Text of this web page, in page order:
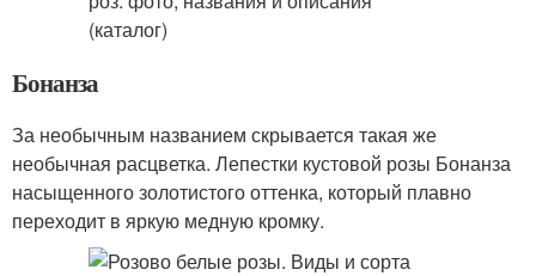
Бонанза
За необычным названием скрывается такая же
необычная расцветка. Лепестки кустовой розы Бонанза
насыщенного золотистого оттенка, который плавно
переходит в яркую медную кромку.